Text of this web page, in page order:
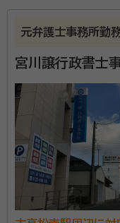
技能士
・行政書士として
言執行等の相続手
言書の作成に関し
定し、遺留分に配
行います。 遺産分
で遺産分割協議書の作成を
資格等：行政書士、宅地
所属団体：香川県行政書
元弁護士事務所勤
宮川譲行政書士